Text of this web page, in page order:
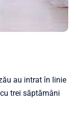
au intrat în linie
trei săptămâni